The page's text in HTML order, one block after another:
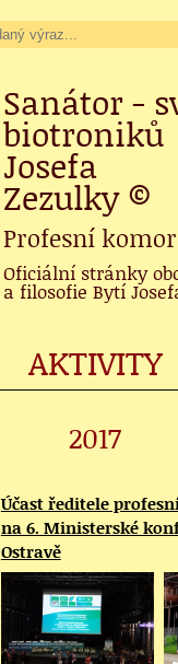
Sanátor -
biotroniků
Josefa
Zezulky©
Profesní
Oficiální stránky
a filosofie Bytí
AKTIVITY
2017
Účast ředitele
na 6. Ministerské
Ostravě